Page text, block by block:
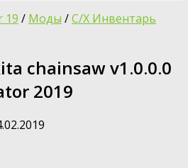
19 / Моды /С/Х Инвентарь
chainsaw v1.0.0.0
2019